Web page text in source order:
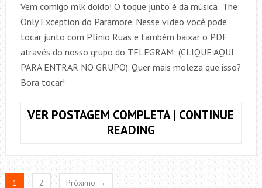
Vem comigo mlk doido! O toque junto é da música The
Only Exception do Paramore. Nesse vídeo você pode
tocar junto com Plínio Ruas e também baixar o PDF
através do nosso grupo do TELEGRAM: (CLIQUE AQUI
PARA ENTRAR NO GRUPO). Quer mais moleza que isso?
Bora tocar!
VER POSTAGEM COMPLETA | CONTINUE
READINGCOMO
THE
ONLY
1 2 Próximo →